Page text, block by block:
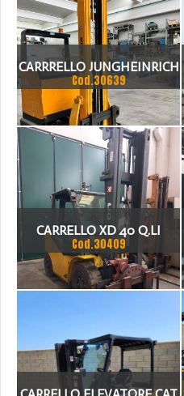
CARRRELLO JUNGHEINRICH
Cod.30639
CARRELLO XD 40 Q.LI
DIESEL
Cod.30409